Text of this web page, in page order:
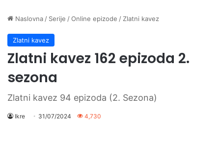
Naslovna / Serije /Online epizode / Zlatni kavez
Zlatni kavez
Zlatni kavez 162 epizoda 2.
sezona
Zlatni kavez 94 epizoda (2. Sezona)
Ikre 31/07/2024 4,730